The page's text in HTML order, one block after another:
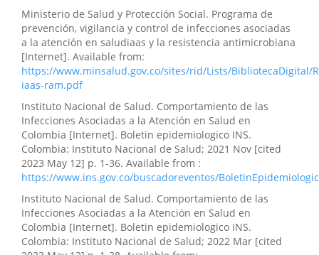
Ministerio de Salud y Protección Social. Programa de
prevención, vigilancia y control de infecciones asociadas
a la atención en saludiaas y la resistencia antimicrobiana
[Internet]. Available from:
https://www.minsalud.gov.co/sites/rid/Lists/BibliotecaDigital/
iaas-ram.pdf
Instituto Nacional de Salud. Comportamiento de las
Infecciones Asociadas a la Atención en Salud en
Colombia [Internet]. Boletin epidemiologico INS.
Colombia: Instituto Nacional de Salud; 2021 Nov [cited
2023 May 12] p. 1-36. Available from :
https://www.ins.gov.co/buscadoreventos/
Instituto Nacional de Salud. Comportamiento de las
Infecciones Asociadas a la Atención en Salud en
Colombia [Internet]. Boletin epidemiologico INS.
Colombia: Instituto Nacional de Salud; 2022 Mar [cited